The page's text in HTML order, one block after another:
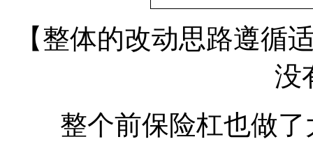
【整体的改动思路遵循
没
整个前保险杠也做了